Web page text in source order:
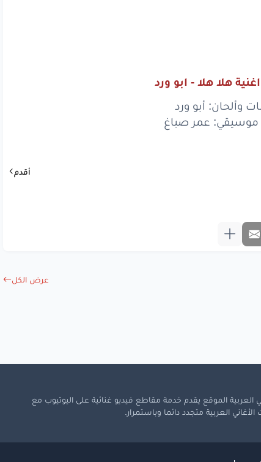
تراغزال
شافهومال
الكمال
معجزة
هلا هلا - ابو ورد
وألحان: أبو ورد
موسيقي: عمر صباغ
أقدم
عرض الكل
العربية الموقع يقدم خدمة مقاطع فيديو غنائية على اليوتيوب مع
العربية متجدد دائما وباستمرار.